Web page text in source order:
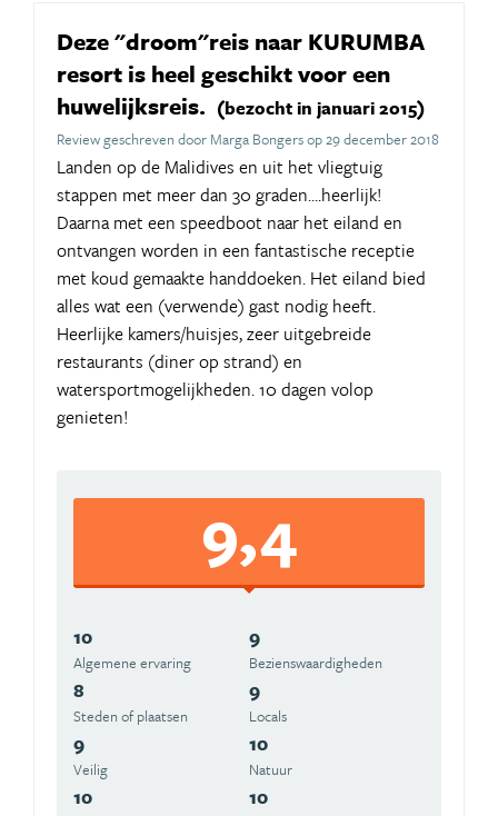
Deze "droom"reis naar KURUMBA
resort is heel geschikt voor een
huwelijksreis. (bezocht in januari 2015)
Review geschreven door Marga Bongers op 29 december 2018
Landen op de Malidives en uit het vliegtuig
stappen met meer dan 30 graden....heerlijk!
Daarna met een speedboot naar het eiland en
ontvangen worden in een fantastische receptie
met koud gemaakte handdoeken. Het eiland bied
alles wat een (verwende) gast nodig heeft.
Heerlijke kamers/huisjes, zeer uitgebreide
restaurants (diner op strand) en
watersportmogelijkheden. 10 dagen volop
genieten!
9,4
10
Algemene ervaring
9
Beziens­waardigheden
8
Steden of plaatsen
9
Locals
9
Veilig
10
Natuur
10 10